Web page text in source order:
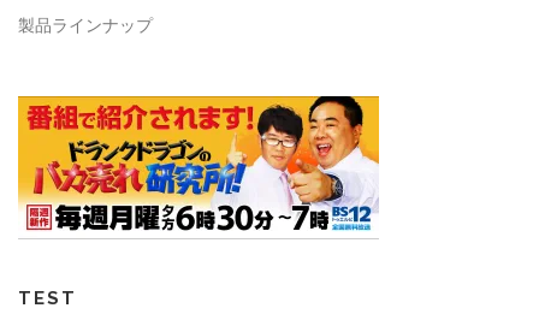
製品ラインナップ
TEST